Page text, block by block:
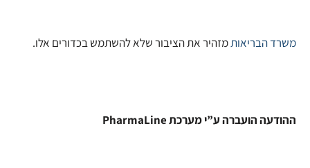
משרד הבריאותמזהיר את הציבור שלא להשתמש בכדורים אלו.
ההודעה הועברה ע”י מערכת PharmaLine